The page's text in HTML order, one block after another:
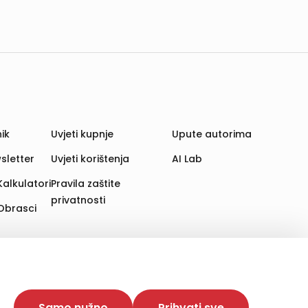
Time poboljšavamo korisničko iskustvo,
web stranica i uređaja u tu svrhu. Naši partneri
Uvjeti kupnje
Uvjeti korištenja
Pravila zaštite
privatnosti
Upute autorima
AI Lab